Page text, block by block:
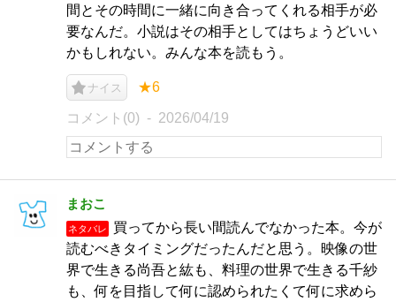
間とその時間に一緒に向き合ってくれる相手が必
要なんだ。小説はその相手としてはちょうどいい
かもしれない。みんな本を読もう。
ナイス ★6
コメント(0) 2026/04/19
まおこ
ネタバレ
買ってから長い間読んでなかった本。今が
読むべきタイミングだったんだと思う。映像の世
界で生きる尚吾と紘も、料理の世界で生きる千紗
も、何を目指して何に認められたくて何に求めら